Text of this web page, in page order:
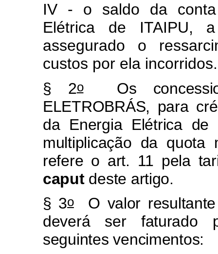
IV - o saldo da conta
Elétrica de
assegurado o
custos por ela incorridos.
§ 2oOs
ELETROBRÁS, para
da Energia Elétrica de
multiplicação da
refere o art. 11 pela
caputdeste artigo.
§ 3oO valor resultante
deverá ser faturado
seguintes vencimentos: